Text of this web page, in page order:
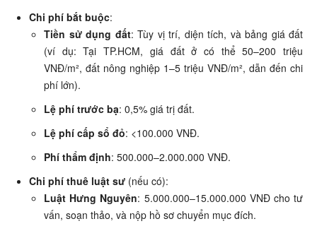
Chi phí bắt buộc:
Tiền sử dụng đất: Tùy vị trí, diện tích, và bảng giá đất
(ví dụ: Tại TP.HCM, giá đất ở có thể 50–200 triệu
VNĐ/m², đất nông nghiệp 1–5 triệu VNĐ/m², dẫn đến chi
phí lớn).
Lệ phí trước bạ: 0,5% giá trị đất.
Lệ phí cấp sổ đỏ: <100.000 VNĐ.
Phí thẩm định: 500.000–2.000.000 VNĐ.
Chi phí thuê luật sư (nếu có):
Luật Hưng Nguyên: 5.000.000–15.000.000 VNĐ cho tư
vấn, soạn thảo, và nộp hồ sơ chuyển mục đích.